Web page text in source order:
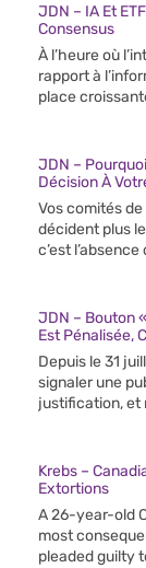
JDN – IA Et
Consensus
À l’heure où
rapport à
place
JDN –
Décision À
Vos comités
décident plus
c’est
JDN – Bouton «
Est Pénalisée,
Depuis le 31
signaler une
justification, et
Krebs –
Extortions
A 26-year-old
most
pleaded guilty